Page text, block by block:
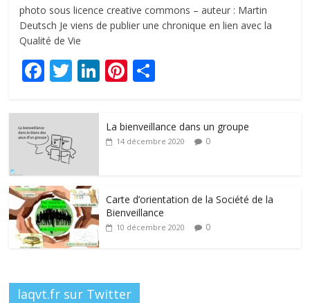
photo sous licence creative commons – auteur : Martin
Deutsch Je viens de publier une chronique en lien avec la
Qualité de Vie
F
e
b
o
o
k
T
itt
er
Li
e
Pi
e g
La bienveillance dans un groupe
14 décembre 2020 0
Carte d’orientation de la Société de la
Bienveillance
10 décembre 2020 0
laqvt.fr sur Twitter